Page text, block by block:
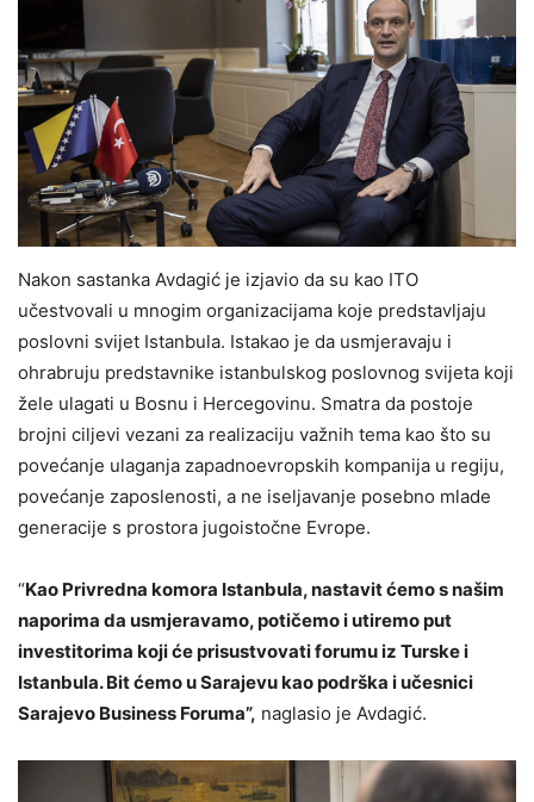
Nakon sastanka Avdagić je izjavio da su kao ITO
učestvovali u mnogim organizacijama koje predstavljaju
poslovni svijet Istanbula. Istakao je da usmjeravaju i
ohrabruju predstavnike istanbulskog poslovnog svijeta koji
žele ulagati u Bosnu i Hercegovinu. Smatra da postoje
brojni ciljevi vezani za realizaciju važnih tema kao što su
povećanje ulaganja zapadnoevropskih kompanija u regiju,
povećanje zaposlenosti, a ne iseljavanje posebno mlade
generacije s prostora jugoistočne Evrope.
“Kao Privredna komora Istanbula, nastavit ćemo s našim
naporima da usmjeravamo, potičemo i utiremo put
investitorima koji će prisustvovati forumu iz Turske i
Istanbula. Bit ćemo u Sarajevu kao podrška i učesnici
Sarajevo Business Foruma”, naglasio je Avdagić.